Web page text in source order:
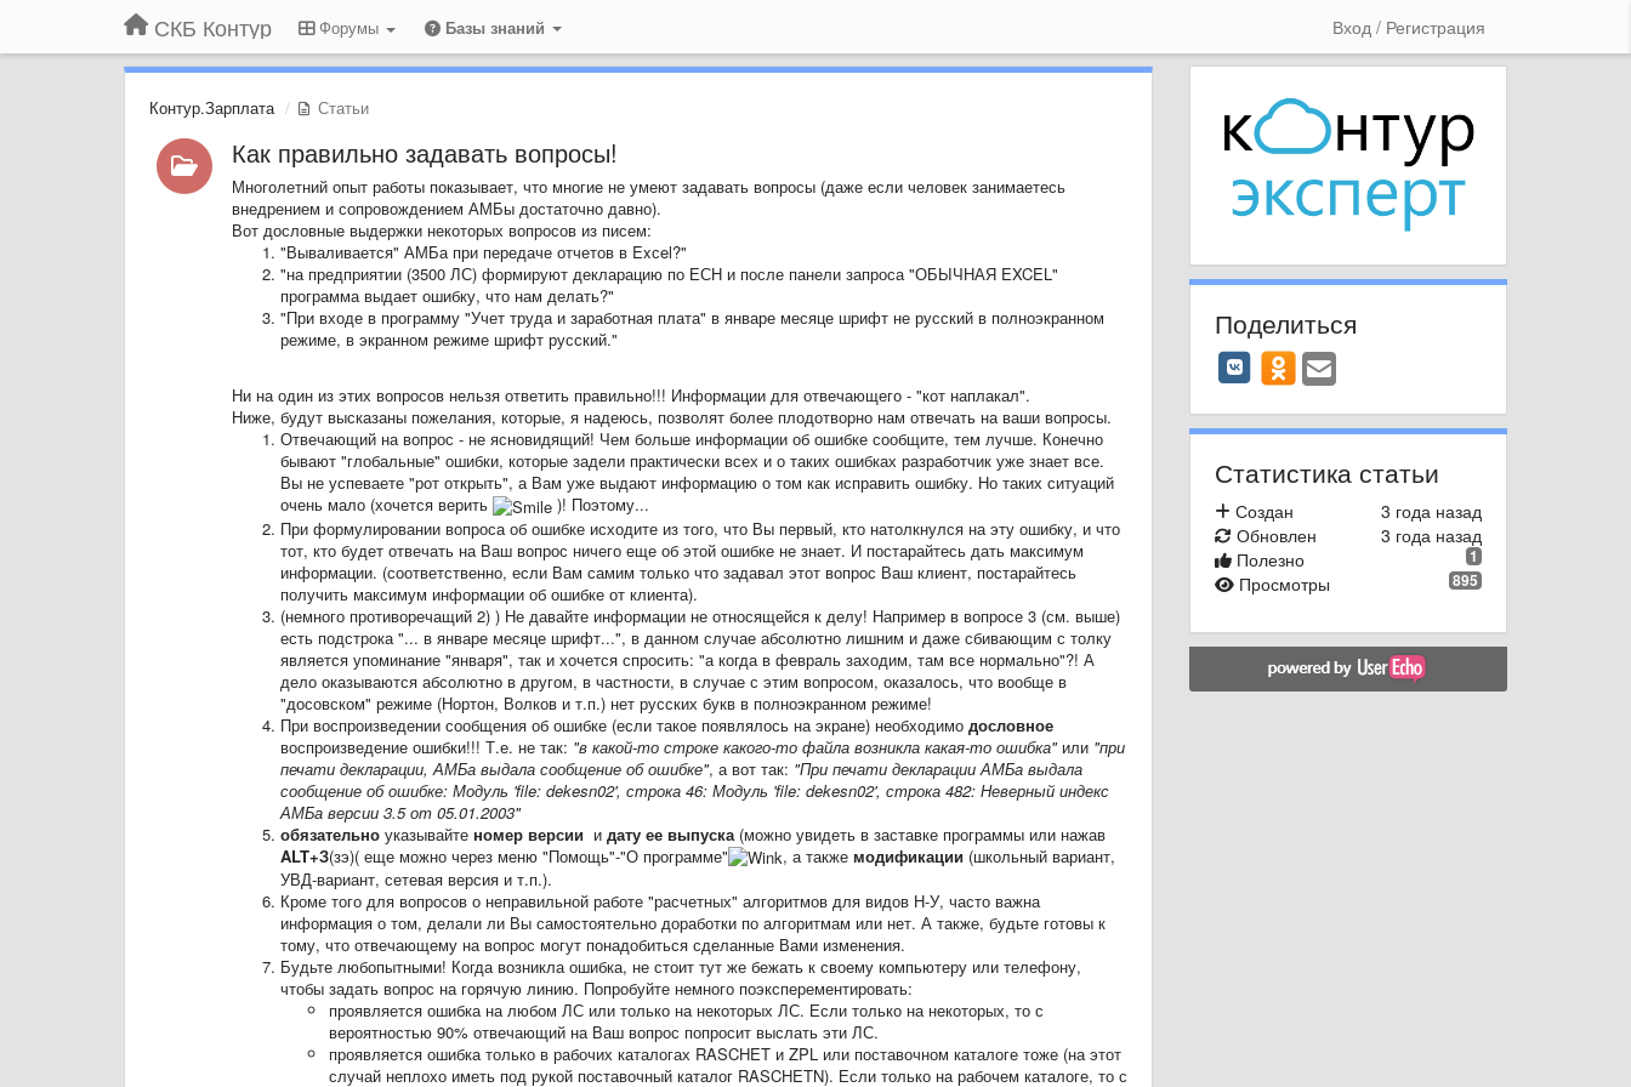
СКБ Контур Форумы Базы знаний Вход / Регистрация
Контур.Зарплата Статьи
Как правильно задавать вопросы!
Многолетний опыт работы показывает, что многие не умеют задавать вопросы (даже если человек занимаетесь
внедрением и сопровождением АМБы достаточно давно).
Вот дословные выдержки некоторых вопросов из писем:
"Вываливается" АМБа при передаче отчетов в Exсel?"
"на предприятии (3500 ЛС) формируют декларацию по ЕСН и после панели запроса "ОБЫЧНАЯ EXCEL"
программа выдает ошибку, что нам делать?"
"При входе в программу "Учет труда и заработная плата" в январе месяце шрифт не русский в полноэкранном
режиме, в экранном режиме шрифт русский."
Ни на один из этих вопросов нельзя ответить правильно!!! Информации для отвечающего - "кот наплакал".
Ниже, будут высказаны пожелания, которые, я надеюсь, позволят более плодотворно нам отвечать на ваши вопросы.
Отвечающий на вопрос - не ясновидящий! Чем больше информации об ошибке сообщите, тем лучше. Конечно
бывают "глобальные" ошибки, которые задели практически всех и о таких ошибках разработчик уже знает все.
Вы не успеваете "рот открыть", а Вам уже выдают информацию о том как исправить ошибку. Но таких ситуаций
очень мало (хочется верить
)! Поэтому...
При формулировании вопроса об ошибке исходите из того, что Вы первый, кто натолкнулся на эту ошибку, и что
тот, кто будет отвечать на Ваш вопрос ничего еще об этой ошибке не знает. И постарайтесь дать максимум
информации. (соответственно, если Вам самим только что задавал этот вопрос Ваш клиент, постарайтесь
получить максимум информации об ошибке от клиента).
(немного противоречащий 2) ) Не давайте информации не относящейся к делу! Например в вопросе 3 (см. выше)
есть подстрока "... в январе месяце шрифт...", в данном случае абсолютно лишним и даже сбивающим с толку
является упоминание "января", так и хочется спросить: "а когда в февраль заходим, там все нормально"?! А
дело оказываются абсолютно в другом, в частности, в случае с этим вопросом, оказалось, что вообще в
"досовском" режиме (Нортон, Волков и т.п.) нет русских букв в полноэкранном режиме!
При воспроизведении сообщения об ошибке (если такое появлялось на экране) необходимо дословное
воспроизведение ошибки!!! Т.е. не так: "в какой-то строке какого-то файла возникла какая-то ошибка"или "при
печати декларации, АМБа выдала сообщение об ошибке", а вот так: "При печати декларации АМБа выдала
сообщение об ошибке: Модуль 'file: dekesn02', строка 46: Модуль 'file: dekesn02', строка 482: Неверный индекс
АМБа версии 3.5 от 05.01.2003"
обязательноуказывайте номер версии и дату ее выпуска(можно увидеть в заставке программы или нажав
ALT+З(зэ)( еще можно через меню "Помощь"-"О программе" , а также модификации (школьный вариант,
УВД-вариант, сетевая версия и т.п.).
Кроме того для вопросов о неправильной работе "расчетных" алгоритмов для видов Н-У, часто важна
информация о том, делали ли Вы самостоятельно доработки по алгоритмам или нет. А также, будьте готовы к
тому, что отвечающему на вопрос могут понадобиться сделанные Вами изменения.
Будьте любопытными! Когда возникла ошибка, не стоит тут же бежать к своему компьютеру или телефону,
чтобы задать вопрос на горячую линию. Попробуйте немного поэксперементировать:
проявляется ошибка на любом ЛС или только на некоторых ЛС. Если только на некоторых, то с
вероятностью 90% отвечающий на Ваш вопрос попросит выслать эти ЛС.
проявляется ошибка только в рабочих каталогах RASCHET и ZPL или поставочном каталоге тоже (на этот
случай неплохо иметь под рукой поставочный каталог RASCHETN). Если только на рабочем каталоге, то с
Поделиться
Статистика статьи
3 года назад
Создан
3 года назад
Обновлен
1
Полезно
895
Просмотры